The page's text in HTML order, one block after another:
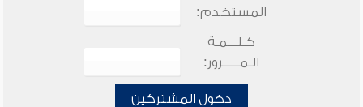
المستخدم:
كـلـــمـة
الـمـــــرور:
دخول المشتركين